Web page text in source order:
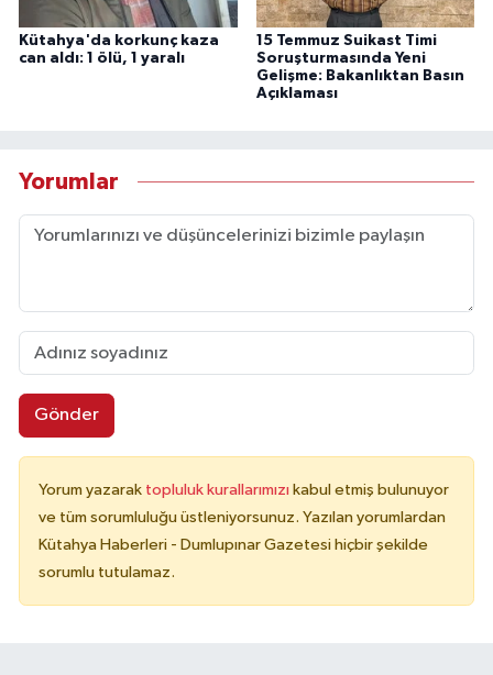
Kütahya'da korkunç kaza
can aldı: 1 ölü, 1 yaralı
15 Temmuz Suikast Timi
Soruşturmasında Yeni
Gelişme: Bakanlıktan Basın
Açıklaması
Yorumlar
Gönder
Yorum yazarak topluluk kurallarımızı kabul etmiş bulunuyor
ve tüm sorumluluğu üstleniyorsunuz. Yazılan yorumlardan
Kütahya Haberleri - Dumlupınar Gazetesi hiçbir şekilde
sorumlu tutulamaz.